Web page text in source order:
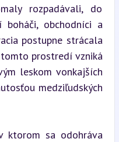
rozpadávali, do
obchodníci a
postupne strácala
prostredí vzniká
leskom vonkajších
medziľudských
ktorom sa odohráva